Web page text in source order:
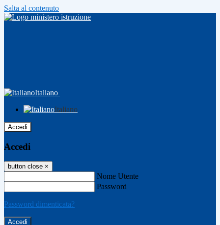
Salta al contenuto
Italiano
Italiano
Accedi
Accedi
button close ×
Nome Utente
Password
Password dimenticata?